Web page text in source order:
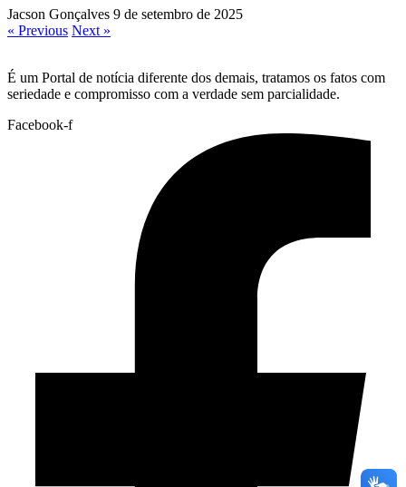
Jacson Gonçalves 9 de setembro de 2025
« Previous Next »
É um Portal de notícia diferente dos demais, tratamos os fatos com
seriedade e compromisso com a verdade sem parcialidade.
Facebook-f